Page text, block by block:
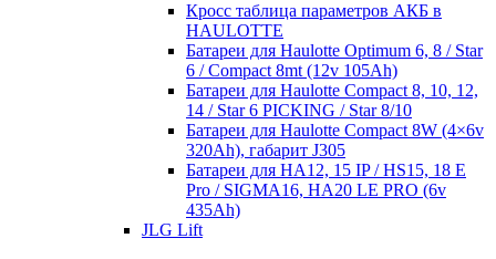
Кросc таблица параметров АКБ в
HAULOTTE
Батареи для Haulotte Optimum 6, 8 / Star
6 / Compact 8mt (12v 105Ah)
Батареи для Haulotte Compact 8, 10, 12,
14 / Star 6 PICKING / Star 8/10
Батареи для Haulotte Compact 8W (4×6v
320Ah), габарит J305
Батареи для HA12, 15 IP / HS15, 18 E
Pro / SIGMA16, HA20 LE PRO (6v
435Ah)
JLG Lift